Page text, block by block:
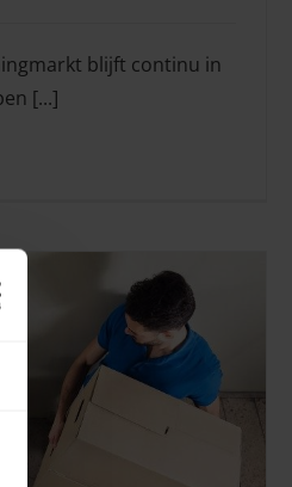
blijft continu in
[...]